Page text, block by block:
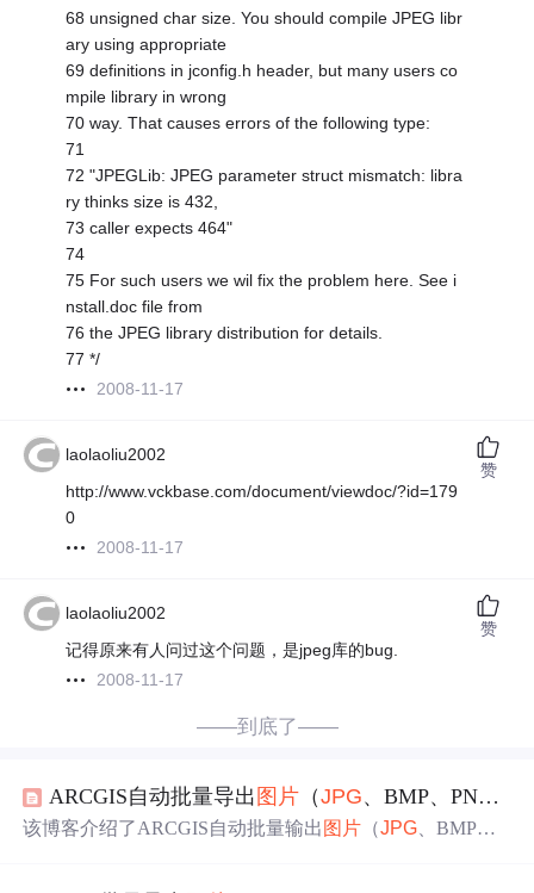
68 unsigned char size. You should compile JPEG libr
ary using appropriate
69 definitions in jconfig.h header, but many users co
mpile library in wrong
70 way. That causes errors of the following type:
71
72 "JPEGLib: JPEG parameter struct mismatch: libra
ry thinks size is 432,
73 caller expects 464"
74
75 For such users we wil fix the problem here. See i
nstall.doc file from
76 the JPEG library distribution for details.
77 */
2008-11-17
laolaoliu2002
http://www.vckbase.com/document/viewdoc/?id=179
0
2008-11-17
赞
laolaoliu2002
记得原来有人问过这个问题，是jpeg库的bug.
2008-11-17
赞
——到底了——
ARCGIS自动批量导出 图片 （JPG、BMP、PNG）
该博客介绍了ARCGIS自动批量输出 图片 （JPG 、BMP、P